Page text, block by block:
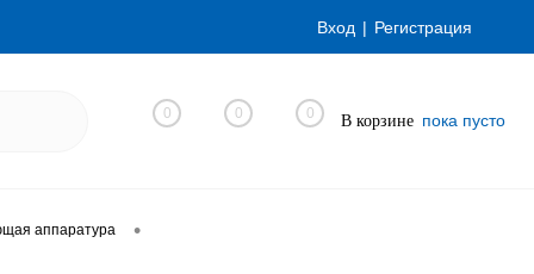
Вход Регистрация
0 0 0 В корзине пока пусто
аппаратура •